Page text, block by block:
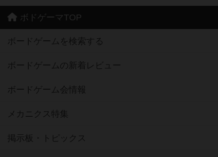
ボドゲーマTOP
ボードゲームを検索する
ボードゲームの新着レビュー
ボードゲーム会情報
メカニクス特集
掲示板・トピックス